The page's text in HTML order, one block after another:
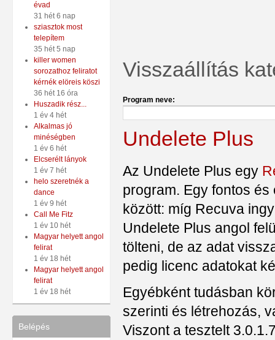
évad
31 hét 6 nap
sziasztok most
telepítem
35 hét 5 nap
killer women
sorozathoz feliratot
kérnék elöreis köszi
36 hét 16 óra
Huszadik rész...
1 év 4 hét
Alkalmas jó
minéségben
1 év 6 hét
Elcserélt lányok
1 év 7 hét
helo szeretnék a
dance
1 év 9 hét
Call Me Fitz
1 év 10 hét
Magyar helyett angol
felirat
1 év 18 hét
Magyar helyett angol
felirat
1 év 18 hét
Belépés
Visszaállítás
Program neve:
Undelete Plus
Az Undelete Plus egy
program. Egy fontos
között: míg Recuva
Undelete Plus angol
tölteni, de az adat
pedig licenc adatokat
Egyébként tudásban
szerinti és létrehozás,
Viszont a tesztelt